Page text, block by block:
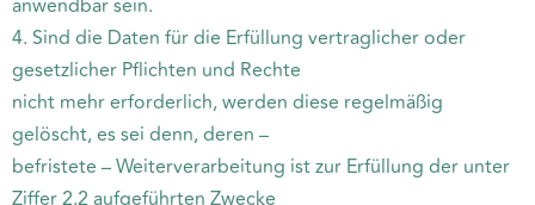
anwendbar sein.
4. Sind die Daten für die Erfüllung vertraglicher oder
gesetzlicher Pflichten und Rechte
nicht mehr erforderlich, werden diese regelmäßig
gelöscht, es sei denn, deren –
befristete – Weiterverarbeitung ist zur Erfüllung der unter